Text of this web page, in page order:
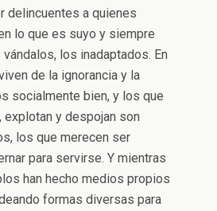
delincuentes a quienes
lo que es suyo y siempre
los inadaptados. En
de la ignorancia y la
socialmente bien, y los que
explotan y despojan son
los que merecen ser
para servirse. Y mientras
han hecho medios propios
formas diversas para